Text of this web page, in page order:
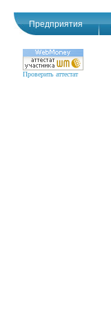
Предприятия
Проверить аттестат